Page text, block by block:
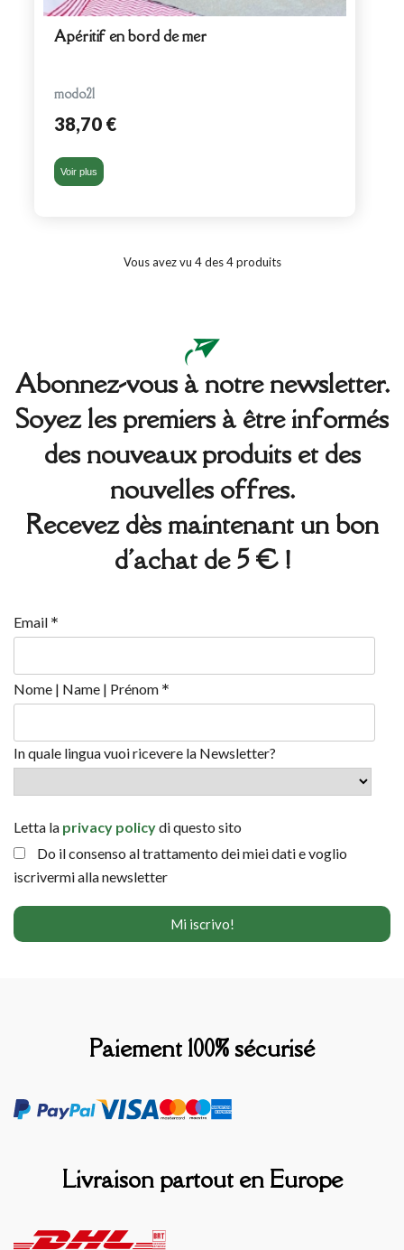
Apéritif en bord de mer
modo21
38,70 €
Voir plus
Vous avez vu 4 des 4 produits
Abonnez-vous à notre newsletter.
Soyez les premiers à être informés
des nouveaux produits et des
nouvelles offres.
Recevez dès maintenant un bon
d'achat de 5 € !
Email *
Nome | Name | Prénom *
In quale lingua vuoi ricevere la Newsletter?
Letta la privacy policydi questo sito
Do il consenso al trattamento dei miei dati e voglio
iscrivermi alla newsletter
Paiement 100% sécurisé
Livraison partout en Europe